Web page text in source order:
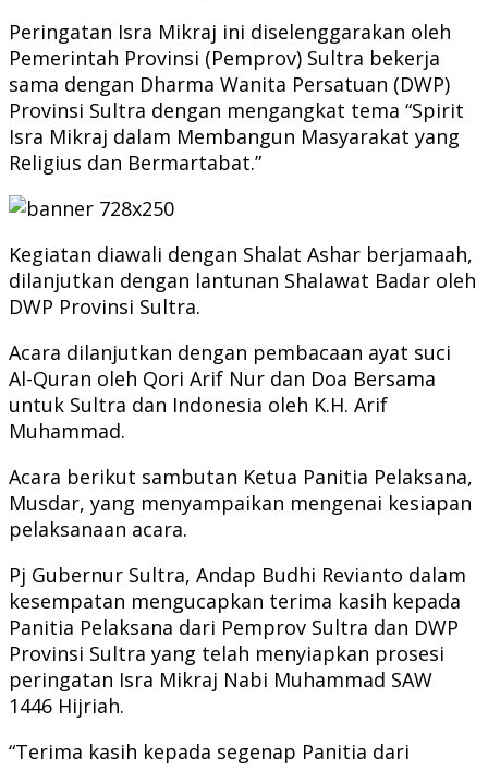
Peringatan Isra Mikraj ini diselenggarakan oleh
Pemerintah Provinsi (Pemprov) Sultra bekerja
sama dengan Dharma Wanita Persatuan (DWP)
Provinsi Sultra dengan mengangkat tema “Spirit
Isra Mikraj dalam Membangun Masyarakat yang
Religius dan Bermartabat.”
Kegiatan diawali dengan Shalat Ashar berjamaah,
dilanjutkan dengan lantunan Shalawat Badar oleh
DWP Provinsi Sultra.
Acara dilanjutkan dengan pembacaan ayat suci
Al-Quran oleh Qori Arif Nur dan Doa Bersama
untuk Sultra dan Indonesia oleh K.H. Arif
Muhammad.
Acara berikut sambutan Ketua Panitia Pelaksana,
Musdar, yang menyampaikan mengenai kesiapan
pelaksanaan acara.
Pj Gubernur Sultra, Andap Budhi Revianto dalam
kesempatan mengucapkan terima kasih kepada
Panitia Pelaksana dari Pemprov Sultra dan DWP
Provinsi Sultra yang telah menyiapkan prosesi
peringatan Isra Mikraj Nabi Muhammad SAW
1446 Hijriah.
“Terima kasih kepada segenap Panitia dari